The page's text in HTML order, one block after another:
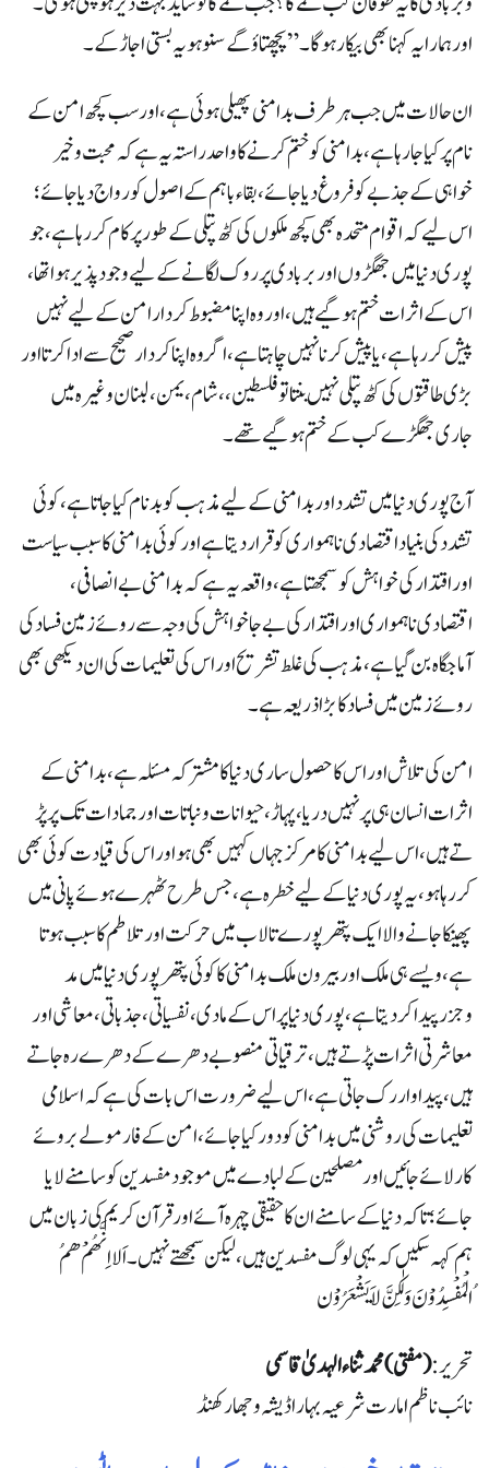
اور ہمارا یہ کہنا بھی بیکار ہوگا۔”پچھتاؤگے سنو ہو یہ بستی اجاڑ کے۔
ان حالات میں جب ہر طرف بد امنی پھیلی ہوئی ہے، اور سب کچھ امن کے
نام پر کیا جا رہا ہے، بد امنی کو ختم کرنے کا واحد راستہ یہ ہے کہ محبت وخیر
خواہی کے جذبے کو فروغ دیا جائے، بقاء باہم کے اصول کو رواج دیا جائے؛
اس لیے کہ اقوام متحدہ بھی کچھ ملکوں کی کٹھ پتلی کے طور پر کام کر رہا ہے، جو
پوری دنیا میں جھگڑوں اور بربادی پرروک لگانے کے لیے وجود پذیر ہوا تھا،
اس کے اثرات ختم ہو گیے ہیں، اور وہ اپنا مضبوط کردار امن کے لیے نہیں
پیش کر رہا ہے، یا پیش کرنا نہیں چاہتا ہے، اگروہ اپنا کردار صحیح سے ادا کرتا اور
بڑی طاقتوں کی کٹھ پتلی نہیں بنتا تو فلسطین،، شام، یمن، لبنان وغیرہ میں
جاری جھگڑے کب کے ختم ہو گیے تھے۔
آج پوری دنیا میں تشدد اور بد امنی کے لیے مذہب کو بدنام کیا جاتا ہے، کوئی
تشدد کی بنیاد اقتصادی نا ہمواری کو قرار دیتا ہے اور کوئی بد امنی کا سبب سیاست
اور اقتدار کی خواہش کوسمجھتا ہے، واقعہ یہ ہے کہ بد امنی بے انصافی،
اقتصادی نا ہمواری اور اقتدار کی بے جا خواہش کی وجہ سے روئے زمین فساد کی
آماجگاہ بن گیا ہے، مذہب کی غلط تشریح اور اس کی تعلیمات کی ان دیکھی بھی
روئے زمین میں فساد کا بڑا ذریعہ ہے۔
امن کی تلاش اور اس کا حصول ساری دنیا کا مشترکہ مسئلہ ہے، بد امنی کے
اثرات انسان ہی پر نہیں دریا، پہاڑ، حیوانات ونباتات اور جمادات تک پر پڑ
تے ہیں، اس لیے بد امنی کا مرکز جہاں کہیں بھی ہو اور اس کی قیادت کوئی بھی
کر رہا ہو، یہ پوری دنیا کے لیے خطرہ ہے، جس طرح ٹھہرے ہوئے پانی میں
پھینکا جانے والا ایک پتھر پورے تالاب میں حرکت اور تلاطم کا سبب ہوتا
ہے، ویسے ہی ملک اور بیرون ملک بد امنی کا کوئی پتھر پوری دنیا میں مد
وجزرپیدا کر دیتا ہے، پوری دنیا پر اس کے مادی، نفسیاتی، جذباتی، معاشی اور
معاشرتی اثرات پڑتے ہیں، ترقیاتی منصوبے دھرے کے دھرے رہ جاتے
ہیں،پیدا وار رک جاتی ہے، اس لیے ضرورت اس بات کی ہے کہ اسلامی
تعلیمات کی روشنی میں بد امنی کو دور کیا جائے، امن کے فارمولے بروئے
کار لائے جائیں اور مصلحین کے لبادے میں موجود مفسدین کو سامنے لایا
جائے؛ تاکہ دنیا کے سامنے ان کا حقیقی چہرہ آئے اور قرآن کریم کی زبان میں
ہم کہہ سکیں کہ یہی لوگ مفسدین ہیں، لیکن سمجھتے نہیں۔ اَلا اِنَّھُمْ ھمُ
ُالْمُفْسِدُوْنَ وَلٰکِنَّ لاَ یَشْعَرُوْن
تحریر:(مفتی) محمد ثناءالہدیٰ قاسمی
نائب ناظم امارت شرعیہ بہار اڈیشہ و جھارکھنڈ